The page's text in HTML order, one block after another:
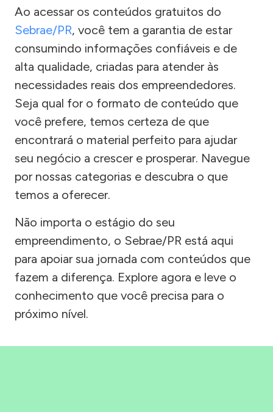
Ao acessar os conteúdos gratuitos do
Sebrae/PR, você tem a garantia de estar
consumindo informações confiáveis e de
alta qualidade, criadas para atender às
necessidades reais dos empreendedores.
Seja qual for o formato de conteúdo que
você prefere, temos certeza de que
encontrará o material perfeito para ajudar
seu negócio a crescer e prosperar. Navegue
por nossas categorias e descubra o que
temos a oferecer.
Não importa o estágio do seu
empreendimento, o Sebrae/PR está aqui
para apoiar sua jornada com conteúdos que
fazem a diferença. Explore agora e leve o
conhecimento que você precisa para o
próximo nível.